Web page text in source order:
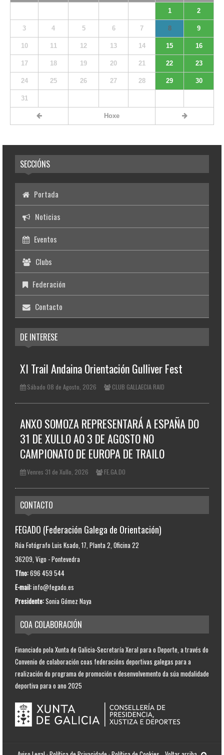
1 2
3 4 5 6 7 8 9
10 11 12 13 14 15 16
17 18 19 20 21 22 23
24 25 26 27 28 29 30
31
Hoxe
SECCIÓNS
Portada
Noticias
Eventos
Clubs
Federación
Contacto
DE INTERESE
XI Trail Andaina Orientación Gulliver Fest
Sábado 08 de Agosto, 2026 CLUB GALLAECIA RAID
ANXO SOMOZA REPRESENTARÁ A ESPAÑA DO
31 DE XULLO AO 3 DE AGOSTO NO
CAMPIONATO DE EUROPA DE TRAILO
Venres 31 de Xullo, 2026 FE.GA.DO
CONTACTO
FEGADO (Federación Galega de Orientación)
Rúa Fotógrafo Luis Ksado, 17, Planta 2, Oficina 22
36209, Vigo - Pontevedra
Tfno:696 459 544
E-mail:info@fegado.es
Presidente:Sonia Gómez Naya
COA COLABORACIÓN
Financiado pola Xunta de Galicia-Secretaría Xeral para o Deporte, a través do
Convenio de colaboración coas federacións deportivas galegas para a
realización do programa de promoción e desenvolvemento da súa modalidade
deportiva para o ano 2025